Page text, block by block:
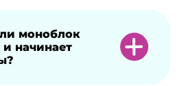
видеокарта либо
Чтобы точно
неисправности,
громкость звука
что она не на
отключена вовсе.
моноблок
и начинает